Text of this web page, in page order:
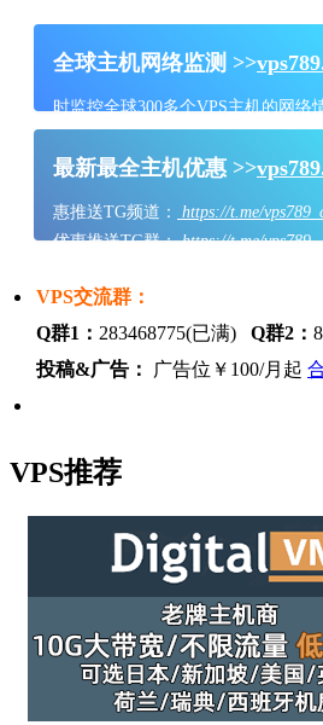
全球主机网络监测 >>
时监控全球300多个VPS主机的网络
最新最全主机优惠 >>
惠推送TG频道：
https://t.me/
优惠推送TG群：https://t.me/vps789
VPS交流群：
Q群1： 283468775(已满) Q群2：
投稿&广告：
广告位￥100/月起
VPS推荐